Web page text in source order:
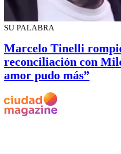
SU PALABRA
Marcelo Tinelli
reconciliación con
amor pudo más”